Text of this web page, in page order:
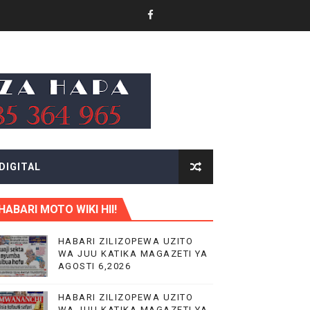
KIKUU CHA NISHATI YA MAFUTA
YA VIPIMO
HUDUMA KWA VIJANA BBT
MOTO WIKI HII!
HABARI ZILIZOPEWA UZITO
WA JUU KATIKA MAGAZETI YA
AGOSTI 6,2026
HABARI ZILIZOPEWA UZITO